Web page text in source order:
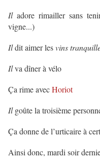
Il adore rimailler sans
vigne...)
Ildit aimer lesvins
Ilva dîner à vélo
Ça rime avecHoriot
Ilgoûte la troisième
Ça donne de l’urticaire à
Ainsi donc, mardi soir